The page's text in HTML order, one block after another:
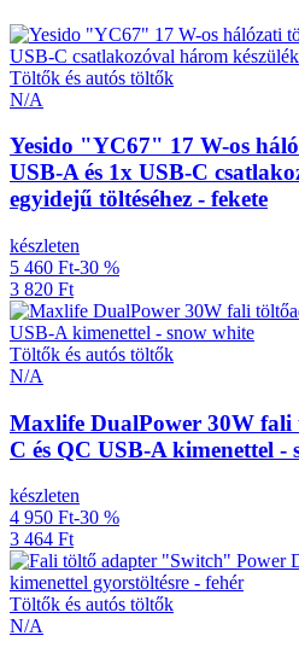
Töltők és autós töltők
N/A
Yesido "YC67" 17 W-os
USB-A és 1x USB-C
egyidejű töltéséhez - fekete
készleten
5 460 Ft-30 %
3 820 Ft
Töltők és autós töltők
N/A
Maxlife DualPower 30W
C és QC USB-A kimenettel -
készleten
4 950 Ft-30 %
3 464 Ft
Töltők és autós töltők
N/A